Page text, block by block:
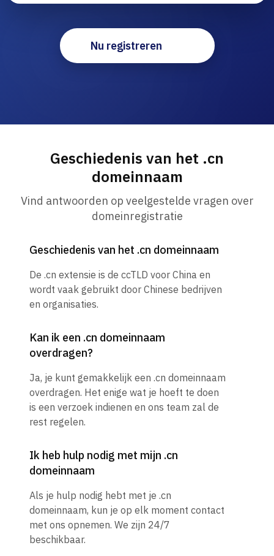
Nu registreren
Geschiedenis van het .cn
domeinnaam
Vind antwoorden op veelgestelde vragen over
domeinregistratie
Geschiedenis van het .cn domeinnaam
De .cn extensie is de ccTLD voor China en
wordt vaak gebruikt door Chinese bedrijven
en organisaties.
Kan ik een .cn domeinnaam
overdragen?
Ja, je kunt gemakkelijk een .cn domeinnaam
overdragen. Het enige wat je hoeft te doen
is een verzoek indienen en ons team zal de
rest regelen.
Ik heb hulp nodig met mijn .cn
domeinnaam
Als je hulp nodig hebt met je .cn
domeinnaam, kun je op elk moment contact
met ons opnemen. We zijn 24/7
beschikbaar.